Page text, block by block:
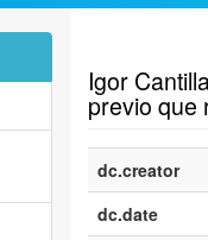
Igor
previo que
dc.creator
dc.date